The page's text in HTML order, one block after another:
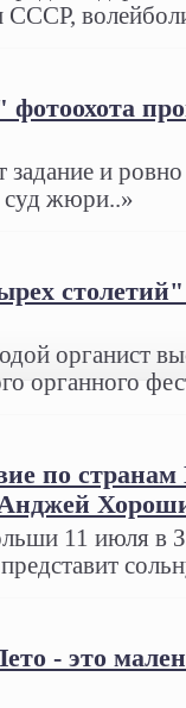
и
суд жюри..»
органист
органного
по странам
11 июля в
- это